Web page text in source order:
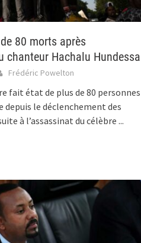
80 morts après
chanteur Hachalu Hundessa
Frédéric Powelton
fait état de plus de 80 personnes
depuis le déclenchement des
à l’assassinat du célèbre...